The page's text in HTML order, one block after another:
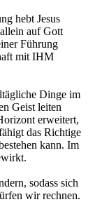
hebt Jesus
auf Gott
Führung
mit IHM
Dinge im
Geist leiten
erweitert,
das Richtige
kann. Im
sodass sich
wir rechnen.